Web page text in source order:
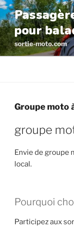
Aller
au
contenu
principal
pour
sortie-moto.com
Groupe moto
groupe
Envie de groupe
local.
Pourquoi
Participez aux